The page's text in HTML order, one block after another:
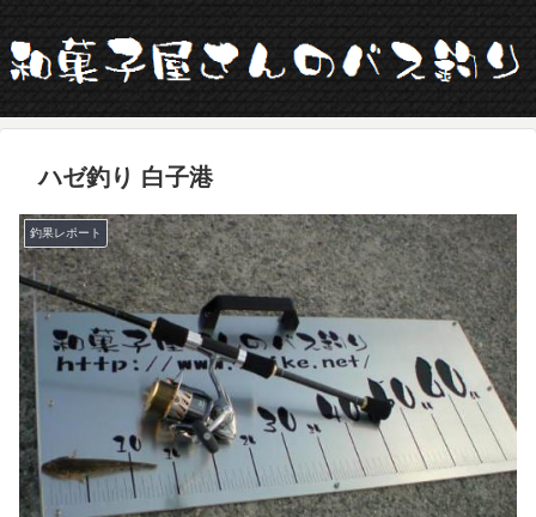
ハゼ釣り 白子港
釣果レポート